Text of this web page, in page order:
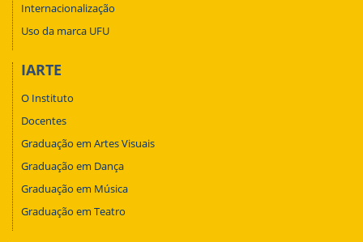
Internacionalização
Uso da marca UFU
IARTE
O Instituto
Docentes
Graduação em Artes Visuais
Graduação em Dança
Graduação em Música
Graduação em Teatro